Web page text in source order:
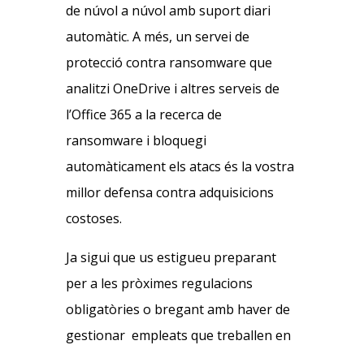
de núvol a núvol amb suport diari
automàtic. A més, un servei de
protecció contra ransomware que
analitzi OneDrive i altres serveis de
l’Office 365 a la recerca de
ransomware i bloquegi
automàticament els atacs és la vostra
millor defensa contra adquisicions
costoses.
Ja sigui que us estigueu preparant
per a les pròximes regulacions
obligatòries o bregant amb haver de
gestionar empleats que treballen en